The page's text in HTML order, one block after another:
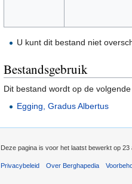
U kunt dit bestand niet
Bestandsgebruik
Dit bestand wordt op de
Egging, Gradus Albertus
Deze pagina is voor het laatst bewerkt op 23
Privacybeleid Over Berghapedia